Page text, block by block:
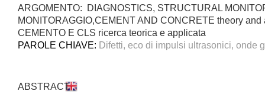
ARGOMENTO: DIAGNOSTICS, STRUCTURAL
MONITORAGGIO,CEMENT AND CONCRETE theory and
CEMENTO E CLS ricerca teorica e applicata
PAROLE CHIAVE: Difetti, eco di impulsi ultrasonici, onde
ABSTRACT